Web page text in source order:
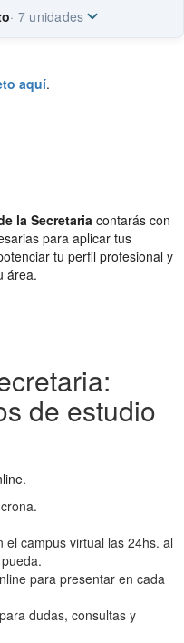
· 7 unidades
aquí.
la Secretaria contarás con
para aplicar tus
tu perfil profesional y
área.
de estudio
campus virtual las 24hs. al
para presentar en cada
dudas, consultas y